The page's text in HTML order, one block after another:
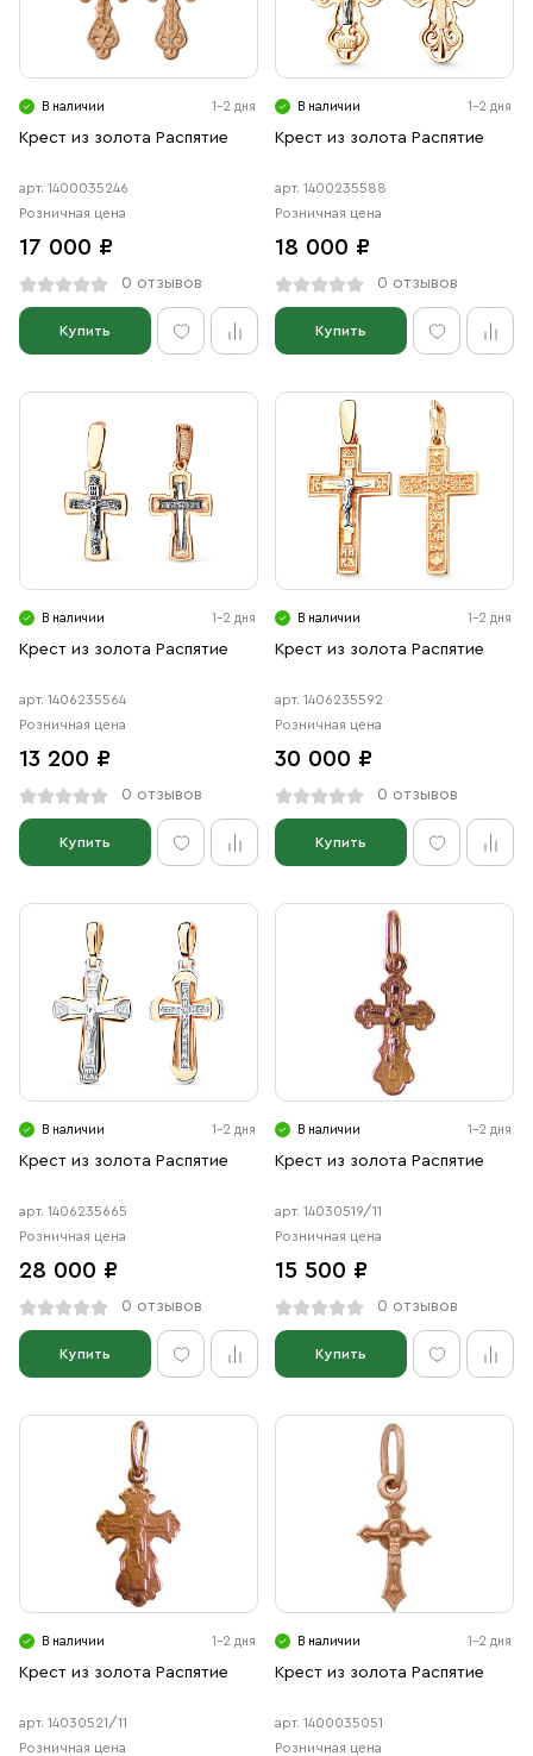
Ювелирные изделия
В наличии 1-2 дня
Крест из золота Распятие
арт. 1400035246
Розничная цена
17 000 ₽
0 отзывов
Купить
В наличии 1-2 дня
Крест из золота Распятие
арт. 1400235588
Розничная цена
18 000 ₽
0 отзывов
Купить
В наличии 1-2 дня
Крест из золота Распятие
арт. 1406235564
Розничная цена
13 200 ₽
0 отзывов
Купить
В наличии 1-2 дня
Крест из золота Распятие
арт. 1406235592
Розничная цена
30 000 ₽
0 отзывов
Купить
В наличии 1-2 дня
Крест из золота Распятие
арт. 1406235665
Розничная цена
28 000 ₽
0 отзывов
Купить
В наличии 1-2 дня
Крест из золота Распятие
арт. 14030519/11
Розничная цена
15 500 ₽
0 отзывов
Купить
В наличии 1-2 дня
Крест из золота Распятие
арт. 14030521/11
Розничная цена
В наличии 1-2 дня
Крест из золота Распятие
арт. 1400035051
Розничная цена